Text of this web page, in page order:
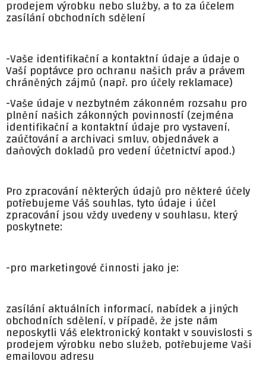
prodejem výrobku nebo služby, a to za účelem
zasílání obchodních sdělení
-Vaše identifikační a kontaktní údaje a údaje o
Vaší poptávce pro ochranu našich práv a právem
chráněných zájmů (např. pro účely reklamace)
-Vaše údaje v nezbytném zákonném rozsahu pro
plnění našich zákonných povinností (zejména
identifikační a kontaktní údaje pro vystavení,
zaúčtování a archivaci smluv, objednávek a
daňových dokladů pro vedení účetnictví apod.)
Pro zpracování některých údajů pro některé účely
potřebujeme Váš souhlas, tyto údaje i účel
zpracování jsou vždy uvedeny v souhlasu, který
poskytnete:
-pro marketingové činnosti jako je:
zasílání aktuálních informací, nabídek a jiných
obchodních sdělení, v případě, že jste nám
neposkytli Váš elektronický kontakt v souvislosti s
prodejem výrobku nebo služeb, potřebujeme Vaši
emailovou adresu